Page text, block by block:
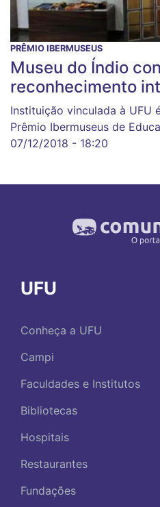
PRÊMIO IBERMUSEUS
Museu do Índio
reconhecimento
Instituição vinculada à UFU
Prêmio Ibermuseus de
07/12/2018 - 18:20
UFU
Conheça a UFU
Campi
Faculdades e Institutos
Bibliotecas
Hospitais
Restaurantes
Fundações